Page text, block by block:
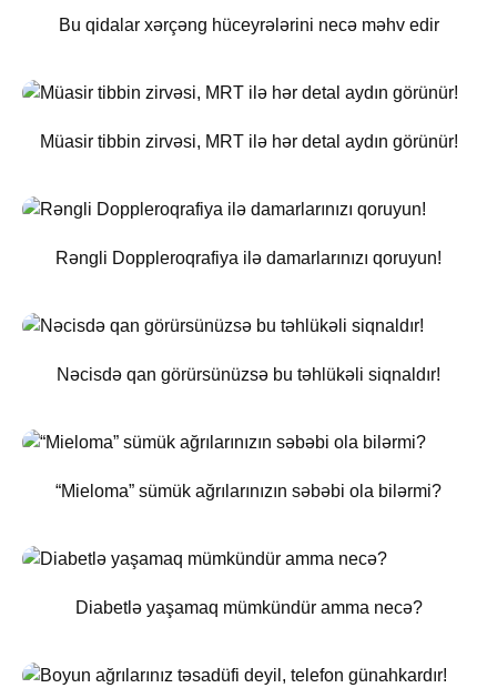
Bu qidalar xərçəng hüceyrələrini necə məhv edir
Müasir tibbin zirvəsi, MRT ilə hər detal aydın görünür!
Rəngli Doppleroqrafiya ilə damarlarınızı qoruyun!
Nəcisdə qan görürsünüzsə bu təhlükəli siqnaldır!
“Mieloma” sümük ağrılarınızın səbəbi ola bilərmi?
Diabetlə yaşamaq mümkündür amma necə?